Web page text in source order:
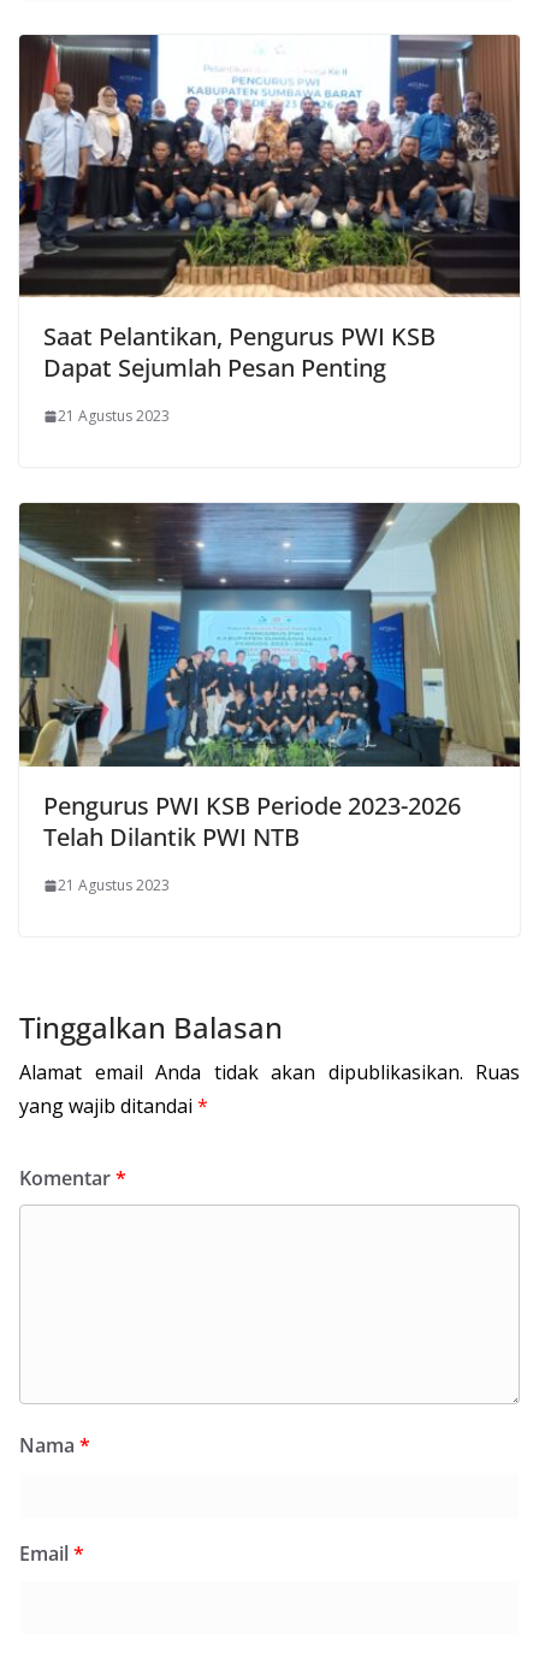
Saat Pelantikan, Pengurus PWI KSB
Dapat Sejumlah Pesan Penting
21 Agustus 2023
Pengurus PWI KSB Periode 2023-2026
Telah Dilantik PWI NTB
21 Agustus 2023
Tinggalkan Balasan
Alamat email Anda tidak akan dipublikasikan. Ruas
yang wajib ditandai *
Komentar*
Nama *
Email*